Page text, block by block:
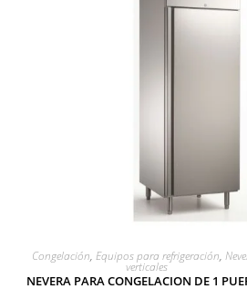
AGREGAR A COTIZACIÓN
Congelación, Equipos para refrigeración,
verticales
NEVERA PARA CONGELACION DE 1